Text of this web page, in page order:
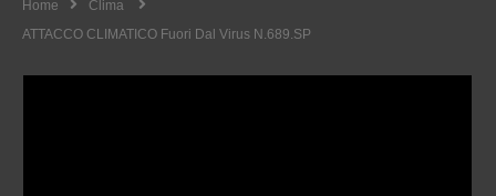
Home
Clima
ATTACCO CLIMATICO Fuori Dal Virus N.689.SP